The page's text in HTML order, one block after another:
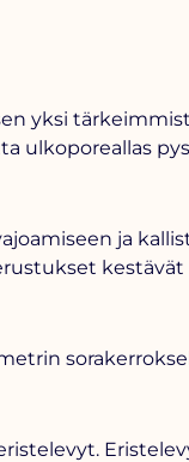
yksi
ulkoporeallas
ja
kestävät